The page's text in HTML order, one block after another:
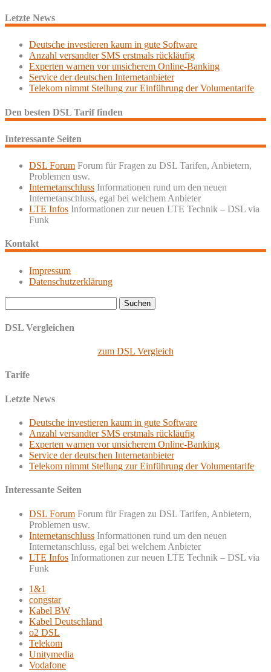
Letzte News
Deutsche investieren kaum in gute Software
Anzahl versandter SMS erstmals rückläufig
Experten warnen vor unsicherem Online-Banking
Service der deutschen Internetanbieter
Telekom nimmt Stellung zur Einführung der Volumentarife
Den besten DSL Tarif finden
Interessante Seiten
DSL Forum Forum für Fragen zu DSL Tarifen, Anbietern,
Problemen usw.
Internetanschluss Informationen rund um den neuen
Internetanschluss, egal bei welchem Anbieter
LTE Infos Informationen zur neuen LTE Technik – DSL via
Funk
Kontakt
Impressum
Datenschutzerklärung
nach:
DSL Vergleichen
zum DSL Vergleich
Tarife
Letzte News
Deutsche investieren kaum in gute Software
Anzahl versandter SMS erstmals rückläufig
Experten warnen vor unsicherem Online-Banking
Service der deutschen Internetanbieter
Telekom nimmt Stellung zur Einführung der Volumentarife
Interessante Seiten
DSL Forum Forum für Fragen zu DSL Tarifen, Anbietern,
Problemen usw.
Internetanschluss Informationen rund um den neuen
Internetanschluss, egal bei welchem Anbieter
LTE Infos Informationen zur neuen LTE Technik – DSL via
Funk
1&1
congstar
Kabel BW
Kabel Deutschland
o2 DSL
Telekom
Unitymedia
Vodafone